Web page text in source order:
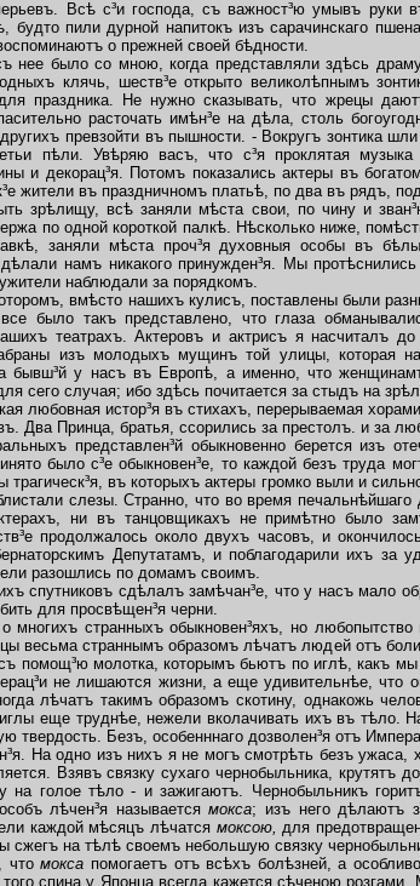
Всѣ с³и господа, съ важност³ю умывъ руки
пили дурной напитокъ изъ сарачинскаго
о прежней своей бѣдности.
нее было со мною, когда представляли здѣсь
клячь, шеств³е открыто великолѣпнымъ
праздника. Не нужно сказывать, что жрецы
расточать имѣн³е на дѣла, столь
превзойти въ пышности. - Вокругъ зонтика
пѣли. Увѣряю васъ, что с³я проклятая
и декорац³я. Потомъ показались актеры въ
жители въ праздничномъ платьѣ, по два въ рядъ,
зрѣлищу, всѣ заняли мѣста свои, по чину и
по одной короткой палкѣ. Нѣсколько ниже,
заняли мѣста проч³я духовныя особы въ
намъ никакого принужден³я. Мы
наблюдали за порядкомъ.
вмѣсто нашихъ кулисъ, поставлены были
было такъ представлено,
что глаза
театрахъ. Актеровъ и актрисъ я насчиталъ
изъ молодыхъ мущинъ той улицы, которая
бывш³й у насъ въ Европѣ, а именно, что
сего случая; ибо здѣсь почитается за стыдъ на
любовная истор³я въ стихахъ, перерываемая
Два Принца, братья, ссорились за престолъ. и за
представлен³й обыкновенно берется изъ
было с³е обыкновен³е, то каждой безъ труда
въ которыхъ актеры громко выли и
слезы. Странно, что во время
ни въ танцовщикахъ не примѣтно было
продолжалось около двухъ часовъ, и
Депутатамъ, и поблагодарили ихъ за
разошлись по домамъ своимъ.
спутниковъ сдѣлалъ замѣчан³е, что у насъ мало
для просвѣщен³я черни.
странныхъ обыкновен³яхъ, но
весьма страннымъ образомъ лѣчатъ людей отъ
помощ³ю молотка, которымъ бьютъ по иглѣ, какъ мы
не лишаются жизни, а еще удивительнѣе, что
лѣчатъ такимъ образомъ скотину, однакожь
еще труднѣе, нежели вколачивать ихъ въ тѣло.
твердость. Безъ, особенннаго дозволен³я отъ
На одно изъ нихъ я не могъ смотрѣть безъ ужаса,
Взявъ связку сухаго чернобыльника, крутятъ
на голое тѣло - и зажигаютъ. Чернобыльникъ
лѣчен³я называетсямокса; изъ него дѣлаютъ
каждой мѣсяцъ лѣчатся моксою, для
сжегъ на тѣлѣ своемъ небольшую связку
чтомокса помогаетъ отъ всѣхъ болѣзней, а
спина у Японца всегда кажется сѣченою